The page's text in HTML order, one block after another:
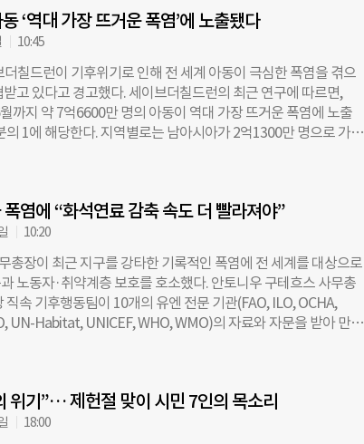
바 있다. 실제 한국의 조산율은 2007년 5.2%에서
3월 세계기상기구(WMO)에서 작년 한 해 글로벌 기후 현황을 담
보도자료에 이런 표현을 썼다. “off the charts”, 모든 기후 지표
강조했다. 우리나라의 여름도 그러했다. 시시각각 변하는 날씨 패
게 했다. 하늘에서 구멍 난 것처럼 쏟아지는 국지성 호우가 일상이
챙기지 못해 발을 동동 구르는 사람들, 급한 대로 우산을 샀더
된 일회용 비닐우산, SNS와 커뮤니티에 퍼진 비현실적인 국지
들이 더 이상 낯설지 않았다. 야외에서 일하는 사람들은 이번 여
만 나르는 택배기사가 있다는 사실을 처음 알았다. 블로그에
‘역대 가장 뜨거운 폭염’에 노출됐다
10:45
칠드런이 기후위기로 인해 전 세계 아동이 극심한 폭염을 겪으
고 있다고 경고했다. 세이브더칠드런의 최근 연구에 따르면,
까지 약 7억6600만 명의 아동이 역대 가장 뜨거운 폭염에 노출
의 1에 해당한다. 지역별로는 남아시아가 2억1300만 명으로 가장
1억7000만 명의 아동이 폭염을 경험했고 같은 달 전 세계적으로
다. 극심한 폭염은 지난 30년간 기록된 기온 중 상위 1%에 해당
속되는 것을 의미한다. 세이브더칠드런은 아동은 성인에 비해
져 폭염으로 인한 열사병, 열탈진과 같은 질병에 더 취약하다고 설
오는 대기질 악화는 호흡기와 면역 시스템이 아직 발달 중인 아
진은 극심한 폭염이 아동의 입원율과 천식과 같은 호흡기 질환
건강과 전반적인 발달에도 부정적인 영향을 미친다고 설명했다.
교육생 52%에 해당하는
염에 “화석연료 감축 속도 더 빨라져야”
10:20
총장이 최근 지구를 강타한 기록적인 폭염에 전 세계를 대상으로
노동자·취약계층 보호를 호소했다. 안토니우 구테흐스 사무총
속 기후행동팀이 10개의 유엔 전문 기관(FAO, ILO, OCHA,
UN-Habitat, UNICEF, WHO, WMO)의 자료와 자문을 받아 만든
해뿐 아니라 경제적 피해까지 일으킨다. 연구 결과에 따르면
약 48만 9천 명의 사람들이 폭염으로 사망했다. ILO는 매년 폭
위기”… 제헌절 맞이 시민 7인의 목소리
18:00